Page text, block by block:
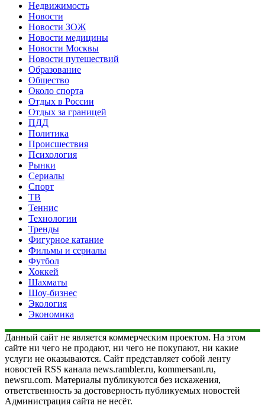
Недвижимость
Новости
Новости ЗОЖ
Новости медицины
Новости Москвы
Новости путешествий
Образование
Общество
Около спорта
Отдых в России
Отдых за границей
ПДД
Политика
Происшествия
Психология
Рынки
Сериалы
Спорт
ТВ
Теннис
Технологии
Тренды
Фигурное катание
Фильмы и сериалы
Футбол
Хоккей
Шахматы
Шоу-бизнес
Экология
Экономика
Данный сайт не является коммерческим проектом. На этом
сайте ни чего не продают, ни чего не покупают, ни какие
услуги не оказываются. Сайт представляет собой ленту
новостей RSS канала news.rambler.ru, kommersant.ru,
newsru.com. Материалы публикуются без искажения,
ответственность за достоверность публикуемых новостей
Администрация сайта не несёт.